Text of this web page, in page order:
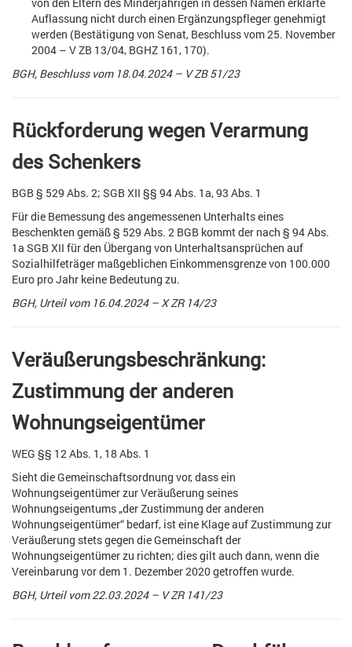
Auflassung nicht durch einen Ergänzungspfleger genehmigt
werden (Bestätigung von Senat, Beschluss vom 25. November
2004 – V ZB 13/04, BGHZ 161, 170).
BGH, Beschluss vom 18.04.2024 – V ZB 51/23
Rückforderung wegen Verarmung
des Schenkers
BGB § 529 Abs. 2; SGB XII §§ 94 Abs. 1a, 93 Abs. 1
Für die Bemessung des angemessenen Unterhalts eines
Beschenkten gemäß § 529 Abs. 2 BGB kommt der nach § 94 Abs.
1a SGB XII für den Übergang von Unterhaltsansprüchen auf
Sozialhilfeträger maßgeblichen Einkommensgrenze von 100.000
Euro pro Jahr keine Bedeutung zu.
BGH, Urteil vom 16.04.2024 – X ZR 14/23
Veräußerungsbeschränkung:
Zustimmung der anderen
Wohnungseigentümer
WEG §§ 12 Abs. 1, 18 Abs. 1
Sieht die Gemeinschaftsordnung vor, dass ein
Wohnungseigentümer zur Veräußerung seines
Wohnungseigentums „der Zustimmung der anderen
Wohnungseigentümer“ bedarf, ist eine Klage auf Zustimmung zur
Veräußerung stets gegen die Gemeinschaft der
Wohnungseigentümer zu richten; dies gilt auch dann, wenn die
Vereinbarung vor dem 1. Dezember 2020 getroffen wurde.
BGH, Urteil vom 22.03.2024 – V ZR 141/23